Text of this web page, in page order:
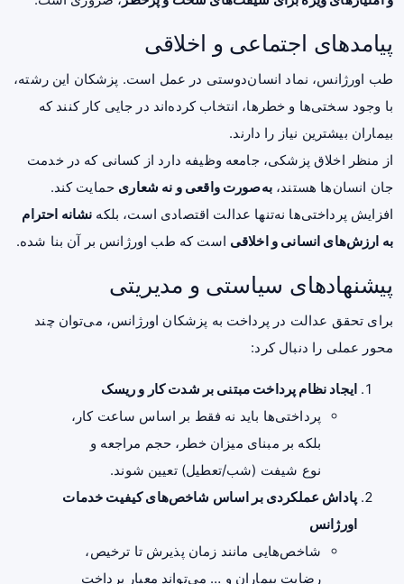
پیامدهای اجتماعی و اخلاقی
طب اورژانس، نماد انسان‌دوستی در عمل است. پزشکان این رشته،
با وجود سختی‌ها و خطرها، انتخاب کرده‌اند در جایی کار کنند که
بیماران بیشترین نیاز را دارند.
از منظر اخلاق پزشکی، جامعه وظیفه دارد از کسانی که در خدمت
جان انسان‌ها هستند،به‌صورت واقعی و نه شعاری حمایت کند.
افزایش پرداختی‌ها نه‌تنها عدالت اقتصادی است، بلکه نشانه احترام
به ارزش‌های انسانی و اخلاقی است که طب اورژانس بر آن بنا شده.
پیشنهادهای سیاستی و مدیریتی
برای تحقق عدالت در پرداخت به پزشکان اورژانس، می‌توان چند
محور عملی را دنبال کرد:
ایجاد نظام پرداخت مبتنی بر شدت کار و ریسک
پرداختی‌ها باید نه فقط بر اساس ساعت کار،
بلکه بر مبنای میزان خطر، حجم مراجعه و
نوع شیفت (شب/تعطیل) تعیین شوند.
پاداش عملکردی بر اساس شاخص‌های کیفیت خدمات
اورژانس
شاخص‌هایی مانند زمان پذیرش تا ترخیص،
رضایت بیماران و … می‌تواند معیار پرداخت